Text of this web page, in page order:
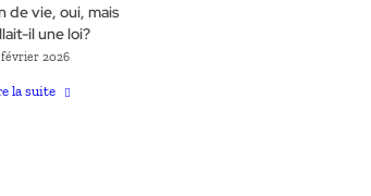
de vie, oui, mais
il une loi?
2026
la suite